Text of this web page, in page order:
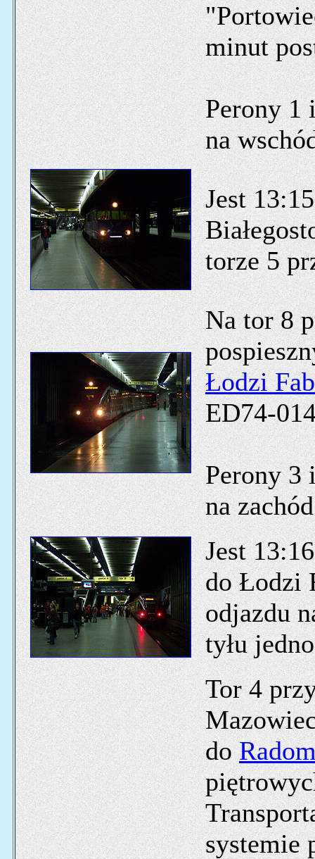
minut
Perony 1
na
Jest
torze 5
Na tor 8
Łodzi
ED74-
Perony 3
na
Jest
do Łodzi
odjazdu
tyłu
Tor 4
do
systemie